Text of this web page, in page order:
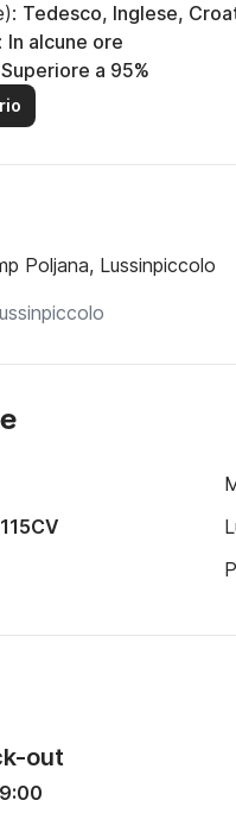
Tedesco, Inglese,
In alcune ore
Superiore a 95%
Poljana, Lussinpiccolo
115CV
out